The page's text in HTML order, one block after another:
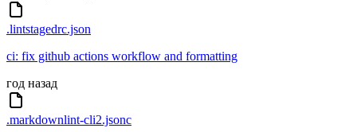
.lintstagedrc.json
ci: fix github actions workflow and formatting
год назад
.markdownlint-cli2.jsonc